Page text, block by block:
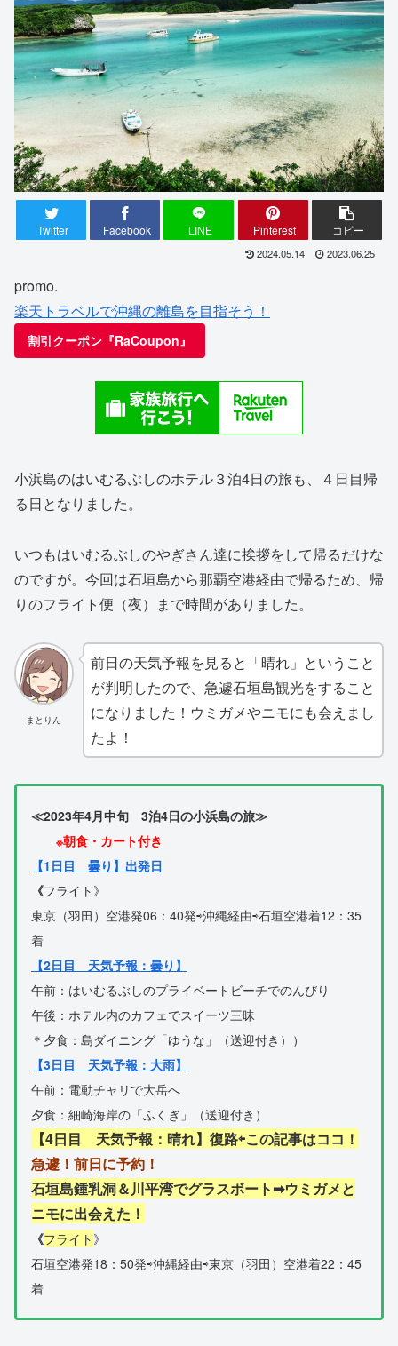
Twitter Facebook LINE Pinterest コピー
2024.05.14 2023.06.25
promo.
楽天トラベルで沖縄の離島を目指そう！
割引クーポン『RaCoupon』
小浜島のはいむるぶしのホテル３泊4日の旅も、４日目帰
る日となりました。
いつもはいむるぶしのやぎさん達に挨拶をして帰るだけな
のですが。今回は石垣島から那覇空港経由で帰るため、帰
りのフライト便（夜）まで時間がありました。
まとりん
前日の天気予報を見ると「晴れ」ということ
が判明したので、急遽石垣島観光をすること
になりました！ウミガメやニモにも会えまし
たよ！
≪2023年4月中旬 3泊4日の小浜島の旅≫
※朝食・カート付き
【1日目 曇り】出発日
《フライト》
東京（羽田）空港発06：40発⇨沖縄経由⇨石垣空港着12：35
着
【2日目 天気予報：曇り】
午前：はいむるぶしのプライベートビーチでのんびり
午後：ホテル内のカフェでスイーツ三昧
＊夕食：島ダイニング「ゆうな」（送迎付き））
【3日目 天気予報：大雨】
午前： 電動チャリで大岳へ
夕食：細崎海岸の「ふくぎ」（送迎付き）
【4日目 天気予報：晴れ】復路⇦この記事はココ！
急遽！前日に予約！
石垣島鍾乳洞＆川平湾でグラスボート➡ウミガメと
ニモに出会えた！
《フライト 》
石垣空港発18：50発⇨沖縄経由⇨東京（羽田）空港着22：45
着